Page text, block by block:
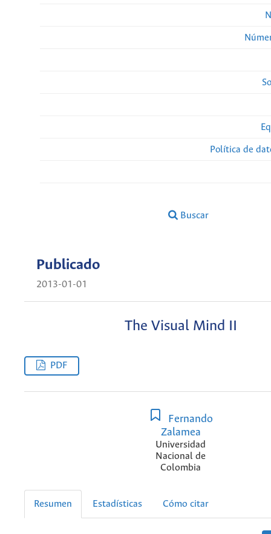
Política de
Buscar
Publicado
2013-01-01
The Visual Mind II
PDF
Fernando
Zalamea
Universidad
Nacional de
Colombia
Resumen Estadísticas Cómo citar